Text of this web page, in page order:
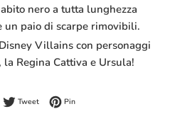
nero a tutta lunghezza
paio di scarpe rimovibili.
Villains con personaggi
Regina Cattiva e Ursula!
su Facebook
TweetTwitta su Twitter
PinPinna su Pinterest